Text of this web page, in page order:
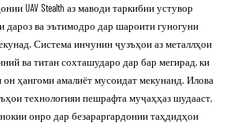
UAV Stealth аз маводи таркибии устувор
дароз ва эътимодро дар шароити гуногуни
Система инчунин ҷузъҳои аз металлҳои
ва титан сохташударо дар бар мегирад, ки
он ҳангоми амалиёт мусоидат мекунанд. Илова
технологияи пешрафта муҷаҳҳаз шудааст,
онро дар безараргардонии таҳдидҳои